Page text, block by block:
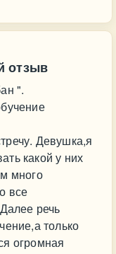
отзыв
".
Девушка,я
какой у них
много
все
речь
только
огромная